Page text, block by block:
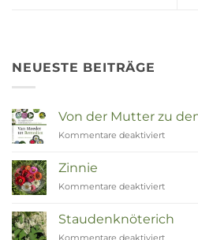
NEUESTE BEITRÄGE
Von der Mutter zu
Kommentare deaktiviert
Zinnie
Kommentare deaktiviert
Staudenknöterich
Kommentare deaktiviert